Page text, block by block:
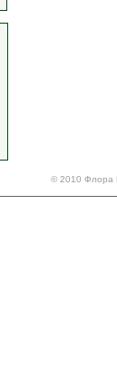
© 2010 Флора